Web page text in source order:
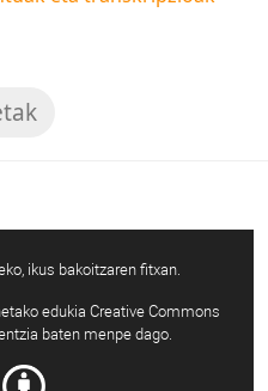
ikus bakoitzaren fitxan.
edukia Creative Commons
baten menpe dago.